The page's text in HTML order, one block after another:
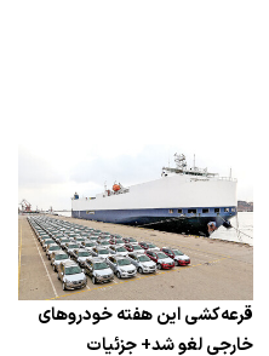
قرعه‌کشی این هفته خودروهای
خارجی لغو شد+ جزئیات